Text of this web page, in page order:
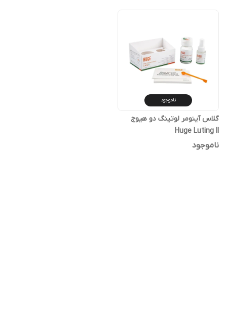
ناموجود
گلاس آینومر لوتینگ دو هیوج
Huge Luting II
ناموجود